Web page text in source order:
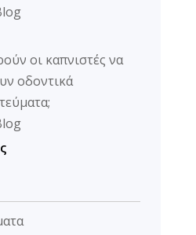
οι καπνιστές να
οδοντικά